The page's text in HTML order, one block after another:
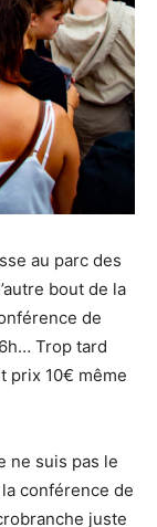
au parc des
bout de la
de
Trop tard
prix 10€ même
ne suis pas le
conférence de
juste